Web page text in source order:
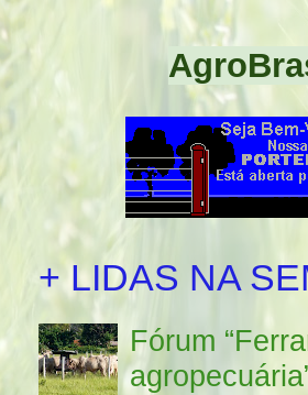
+ LIDAS NA
Fórum